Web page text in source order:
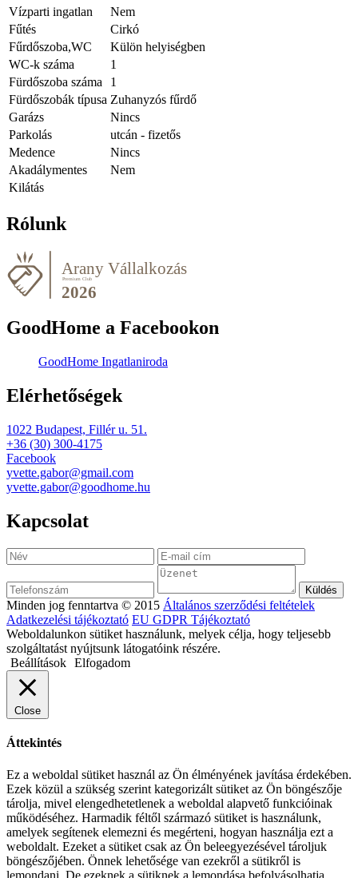
Vízparti ingatlan
Nem
Fűtés
Cirkó
Fűrdőszoba,WC
Külön helyiségben
WC-k száma
1
Fürdőszoba száma
1
Fürdőszobák típusa Zuhanyzós fűrdő
Garázs
Nincs
Parkolás
utcán - fizetős
Medence
Nincs
Akadálymentes
Nem
Kilátás
Rólunk
GoodHome a Facebookon
GoodHome Ingatlaniroda
Elérhetőségek
1022 Budapest, Fillér u. 51.
+36 (30) 300-4175
Facebook
yvette.gabor@gmail.com
yvette.gabor@goodhome.hu
Kapcsolat
Minden jog fenntartva © 2015 Általános szerződési feltételek
Adatkezelési tájékoztató EU GDPR Tájékoztató
Weboldalunkon sütiket használunk, melyek célja, hogy teljesebb
szolgáltatást nyújtsunk látogatóink részére.
Beállítások Elfogadom
Close
Áttekintés
Ez a weboldal sütiket használ az Ön élményének javítása érdekében.
Ezek közül a szükség szerint kategorizált sütiket az Ön böngészője
tárolja, mivel elengedhetetlenek a weboldal alapvető funkcióinak
működéséhez. Harmadik féltől származó sütiket is használunk,
amelyek segítenek elemezni és megérteni, hogyan használja ezt a
weboldalt. Ezeket a sütiket csak az Ön beleegyezésével tároljuk
böngészőjében. Önnek lehetősége van ezekről a sütikről is
lemondani. De ezeknek a sütiknek a lemondása befolyásolhatja